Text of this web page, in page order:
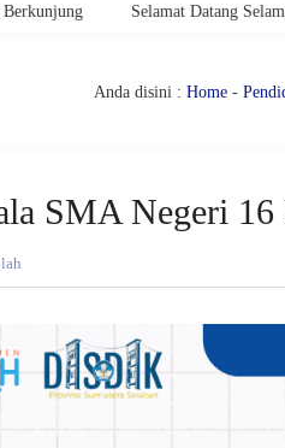
Selamat Datang Selamat Berkunjung
Anda disini : Home-
SMA Negeri 16